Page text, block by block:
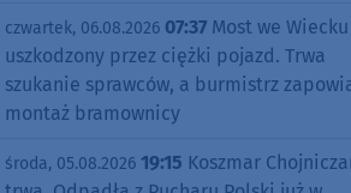
czwartek, 06.08.2026 07:37 Most we Wiecku
uszkodzony przez ciężki pojazd. Trwa
szukanie sprawców, a burmistrz
montaż bramownicy
środa, 05.08.2026 19:15 Koszmar